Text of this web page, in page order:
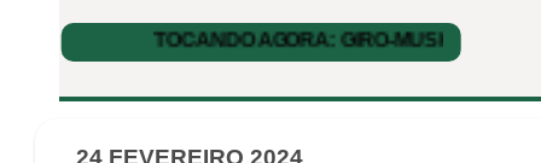
24 FEVEREIRO 2024